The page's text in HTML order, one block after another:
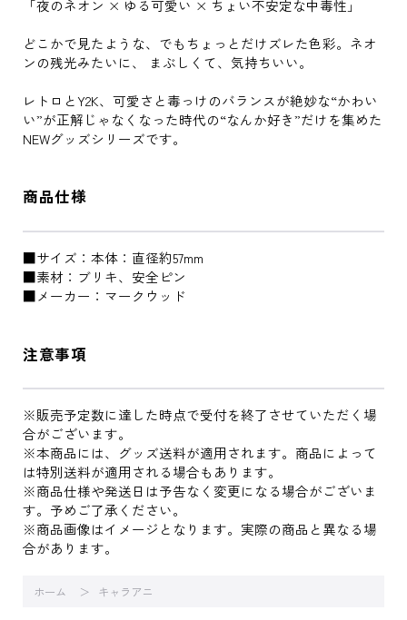
「夜のネオン × ゆる可愛い × ちょい不安定な中毒性」
どこかで見たような、でもちょっとだけズレた色彩。ネオ
ンの残光みたいに、 まぶしくて、気持ちいい。
レトロとY2K、可愛さと毒っけのバランスが絶妙な“かわい
い”が正解じゃなくなった時代の“なんか好き”だけを集めた
NEWグッズシリーズです。
商品仕様
■サイズ：本体：直径約57mm
■素材：ブリキ、安全ピン
■メーカー：マークウッド
注意事項
※販売予定数に達した時点で受付を終了させていただく場
合がございます。
※本商品には、グッズ送料が適用されます。商品によって
は特別送料が適用される場合もあります。
※商品仕様や発送日は予告なく変更になる場合がございま
す。予めご了承ください。
※商品画像はイメージとなります。実際の商品と異なる場
合があります。
ホーム キャラアニ